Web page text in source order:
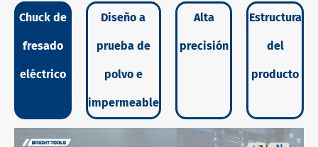
Chuck de
fresado
eléctrico
Diseño a
prueba de
polvo e
impermeable
Alta
precisión
Estructura
del
producto